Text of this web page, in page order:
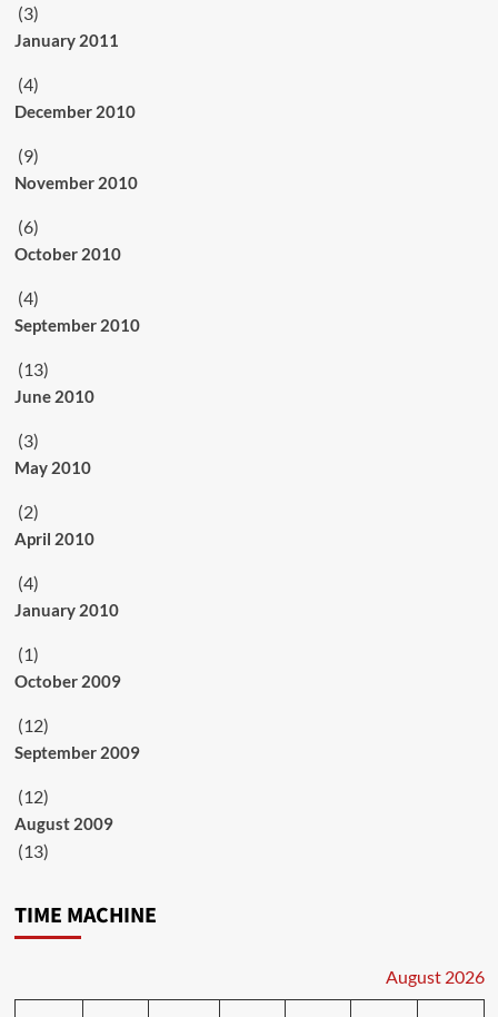
(3)
January 2011
(4)
December 2010
(9)
November 2010
(6)
October 2010
(4)
September 2010
(13)
June 2010
(3)
May 2010
(2)
April 2010
(4)
January 2010
(1)
October 2009
(12)
September 2009
(12)
August 2009
(13)
TIME MACHINE
August 2026